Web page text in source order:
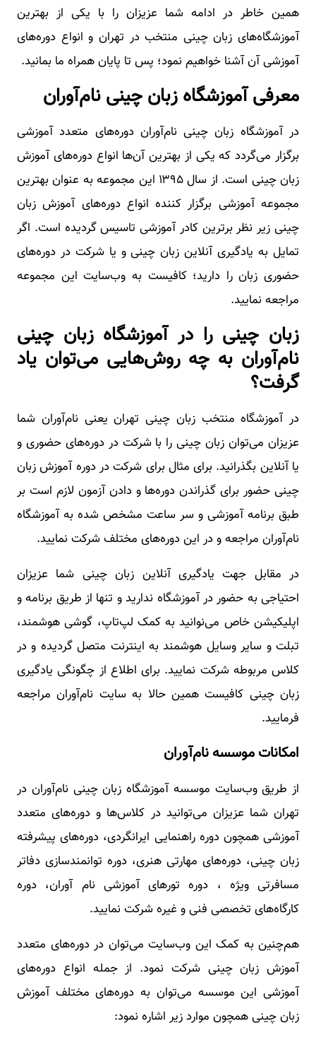
همین خاطر در ادامه شما عزیزان را با یکی از بهترین
آموزشگاه‌های زبان چینی منتخب در تهران و انواع دوره‌های
آموزشی آن آشنا خواهیم نمود؛ پس تا پایان همراه ما بمانید.
معرفی آموزشگاه زبان چینی نام‌آوران
در آموزشگاه زبان چینی نام‌آوران دوره‌های متعدد آموزشی
برگزار می‌گردد که یکی از بهترین آن‌ها انواع دوره‌های آموزش
زبان چینی است. از سال ۱۳۹۵ این مجموعه به عنوان بهترین
مجموعه آموزشی برگزار کننده انواع دوره‌های آموزش زبان
چینی زیر نظر برترین کادر آموزشی تاسیس گردیده است. اگر
تمایل به یادگیری آنلاین زبان چینی و یا شرکت در دوره‌های
حضوری زبان را دارید؛ کافیست به وب‌سایت این مجموعه
مراجعه نمایید.
زبان چینی را در آموزشگاه زبان چینی
نام‌آوران به چه روش‌هایی می‌توان یاد
گرفت؟
در آموزشگاه منتخب زبان چینی تهران یعنی نام‌آوران شما
عزیزان می‌توان زبان چینی را با شرکت در دوره‌های حضوری و
یا آنلاین بگذرانید. برای مثال برای شرکت در دوره آموزش زبان
چینی حضور برای گذراندن دوره‌ها و دادن آزمون لازم است بر
طبق برنامه آموزشی و سر ساعت مشخص شده به آموزشگاه
نام‌آوران مراجعه و در این دوره‌های مختلف شرکت نمایید‌.
در مقابل جهت یادگیری آنلاین زبان چینی شما عزیزان
احتیاجی به حضور در آموزشگاه ندارید و تنها از طریق برنامه و
اپلیکیشن خاص می‌نوانید به کمک لپ‌تاپ، گوشی هوشمند،
تبلت و سایر وسایل هوشمند به اینترنت متصل گردیده و در
کلاس مربوطه شرکت نمایید. برای اطلاع از چگونگی یادگیری
زبان چینی کافیست همین حالا به سایت نام‌‌آوران مراجعه
فرمایید.
امکانات موسسه نام‌آوران
از طریق وب‌سایت موسسه آموزشگاه زبان چینی نام‌آوران در
تهران شما عزیزان می‌توانید در کلاس‌ها و دوره‌های متعدد
آموزشی همچون دوره راهنمایی ایرانگردی، دوره‌های پیشرفته
زبان چینی، دوره‌های مهارتی هنری، دوره توانمندسازی دفاتر
مسافرتی ویژه ، دوره تورهای آموزشی نام‌ آوران، دوره
کارگاه‌های تخصصی فنی و غیره شرکت نمایید‌.
هم‌چنین به کمک این وب‌سایت می‌توان در دوره‌های متعدد
آموزش زبان چینی شرکت نمود‌. از جمله انواع دوره‌های
آموزشی این موسسه می‌توان به دوره‌های مختلف آموزش
زبان چینی همچون موارد زیر اشاره نمود: